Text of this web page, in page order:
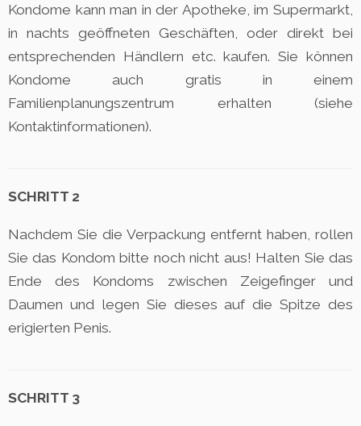
Kondome kann man in der Apotheke, im Supermarkt,
in nachts geöffneten Geschäften, oder direkt bei
entsprechenden Händlern etc. kaufen. Sie können
Kondome auch gratis in einem
Familienplanungszentrum erhalten (siehe
Kontaktinformationen).
SCHRITT 2
Nachdem Sie die Verpackung entfernt haben, rollen
Sie das Kondom bitte noch nicht aus! Halten Sie das
Ende des Kondoms zwischen Zeigefinger und
Daumen und legen Sie dieses auf die Spitze des
erigierten Penis.
SCHRITT 3